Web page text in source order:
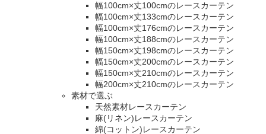
幅100cm×丈100cmのレースカーテン
幅100cm×丈133cmのレースカーテン
幅100cm×丈176cmのレースカーテン
幅100cm×丈188cmのレースカーテン
幅150cm×丈198cmのレースカーテン
幅150cm×丈200cmのレースカーテン
幅150cm×丈210cmのレースカーテン
幅200cm×丈210cmのレースカーテン
素材で選ぶ
天然素材レースカーテン
麻(リネン)レースカーテン
綿(コットン)レースカーテン